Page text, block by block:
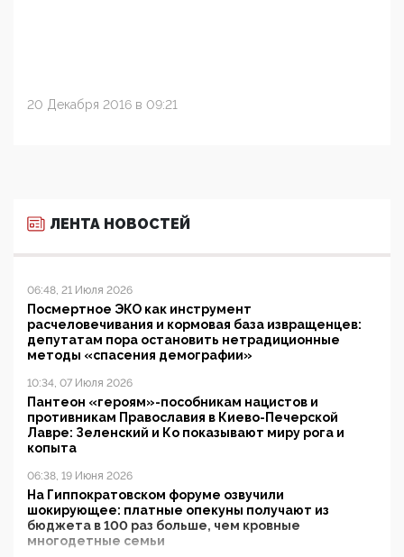
20 Декабря 2016 в 09:21
ЛЕНТА НОВОСТЕЙ
06:48, 21 Июля 2026
Посмертное ЭКО как инструмент
расчеловечивания и кормовая база извращенцев:
депутатам пора остановить нетрадиционные
методы «спасения демографии»
10:34, 07 Июля 2026
Пантеон «героям»-пособникам нацистов и
противникам Православия в Киево-Печерской
Лавре: Зеленский и Ко показывают миру рога и
копыта
06:38, 19 Июня 2026
На Гиппократовском форуме озвучили
шокирующее: платные опекуны получают из
бюджета в 100 раз больше, чем кровные
многодетные семьи